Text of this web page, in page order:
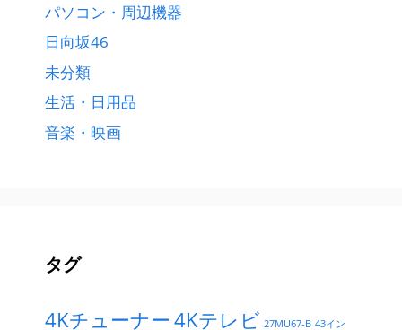
パソコン・周辺機器
日向坂46
未分類
生活・日用品
音楽・映画
タグ
4Kチューナー4Kテレビ 27MU67-B 43イン